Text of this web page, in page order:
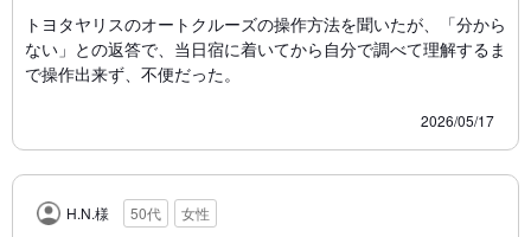
トヨタヤリスのオートクルーズの操作方法を聞いたが、「分から
ない」との返答で、当日宿に着いてから自分で調べて理解するま
で操作出来ず、不便だった。
2026/05/17
H.N.様 50代 女性